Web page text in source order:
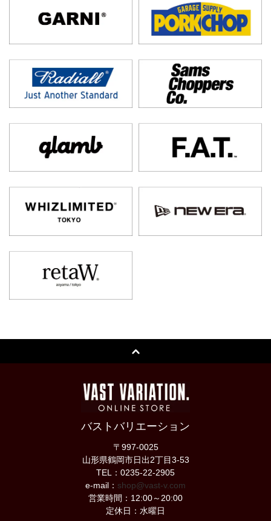
バストバリエーション
〒997-0025
山形県鶴岡市日出2丁目3-53
TEL：0235-22-2905
e-mail： shop@vast-v.com
営業時間：12:00～20:00
定休日：水曜日